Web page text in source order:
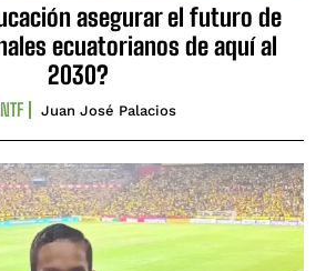
asegurar el futuro de
ecuatorianos de aquí al
2030?
Juan José Palacios